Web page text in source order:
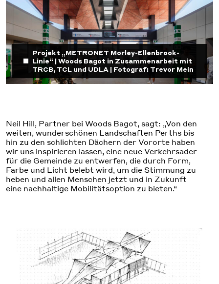
Projekt „METRONET Morley-Ellenbrook-
Linie“ | Woods Bagot in Zusammenarbeit mit
TRCB, TCL und UDLA | Fotograf: Trevor Mein
Neil Hill, Partner bei Woods Bagot, sagt: „Von den
weiten, wunderschönen Landschaften Perths bis
hin zu den schlichten Dächern der Vororte haben
wir uns inspirieren lassen, eine neue Verkehrsader
für die Gemeinde zu entwerfen, die durch Form,
Farbe und Licht belebt wird, um die Stimmung zu
heben und allen Menschen jetzt und in Zukunft
eine nachhaltige Mobilitätsoption zu bieten.“